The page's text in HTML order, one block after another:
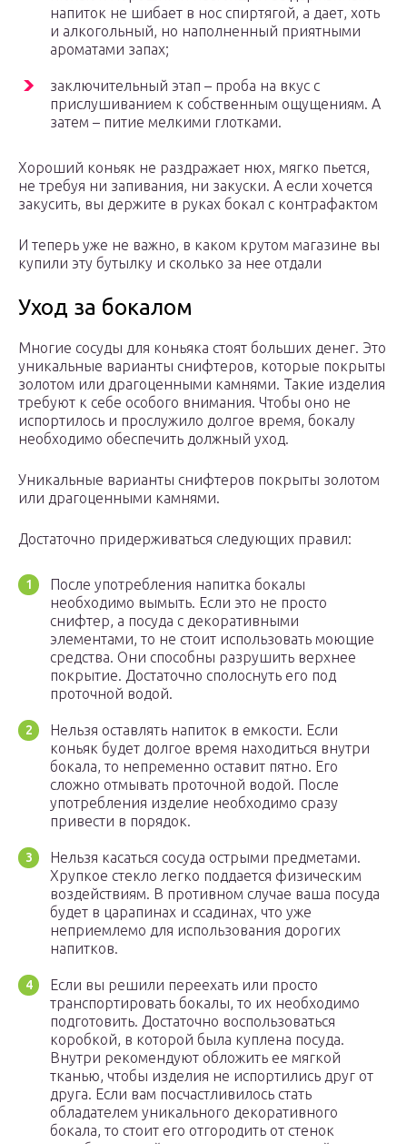
напиток не шибает в нос спиртягой, а дает, хоть
и алкогольный, но наполненный приятными
ароматами запах;
заключительный этап – проба на вкус с
прислушиванием к собственным ощущениям. А
затем – питие мелкими глотками.
Хороший коньяк не раздражает нюх, мягко пьется,
не требуя ни запивания, ни закуски. А если хочется
закусить, вы держите в руках бокал с контрафактом
И теперь уже не важно, в каком крутом магазине вы
купили эту бутылку и сколько за нее отдали
Уход за бокалом
Многие сосуды для коньяка стоят больших денег. Это
уникальные варианты снифтеров, которые покрыты
золотом или драгоценными камнями. Такие изделия
требуют к себе особого внимания. Чтобы оно не
испортилось и прослужило долгое время, бокалу
необходимо обеспечить должный уход.
Уникальные варианты снифтеров покрыты золотом
или драгоценными камнями.
Достаточно придерживаться следующих правил:
После употребления напитка бокалы
необходимо вымыть. Если это не просто
снифтер, а посуда с декоративными
элементами, то не стоит использовать моющие
средства. Они способны разрушить верхнее
покрытие. Достаточно сполоснуть его под
проточной водой.
Нельзя оставлять напиток в емкости. Если
коньяк будет долгое время находиться внутри
бокала, то непременно оставит пятно. Его
сложно отмывать проточной водой. После
употребления изделие необходимо сразу
привести в порядок.
Нельзя касаться сосуда острыми предметами.
Хрупкое стекло легко поддается физическим
воздействиям. В противном случае ваша посуда
будет в царапинах и ссадинах, что уже
неприемлемо для использования дорогих
напитков.
Если вы решили переехать или просто
транспортировать бокалы, то их необходимо
подготовить. Достаточно воспользоваться
коробкой, в которой была куплена посуда.
Внутри рекомендуют обложить ее мягкой
тканью, чтобы изделия не испортились друг от
друга. Если вам посчастливилось стать
обладателем уникального декоративного
бокала, то стоит его отгородить от стенок